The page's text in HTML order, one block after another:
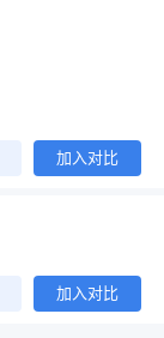
加入对比
加入对比